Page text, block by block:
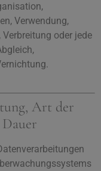
Verwendung,
oder jede
Art der